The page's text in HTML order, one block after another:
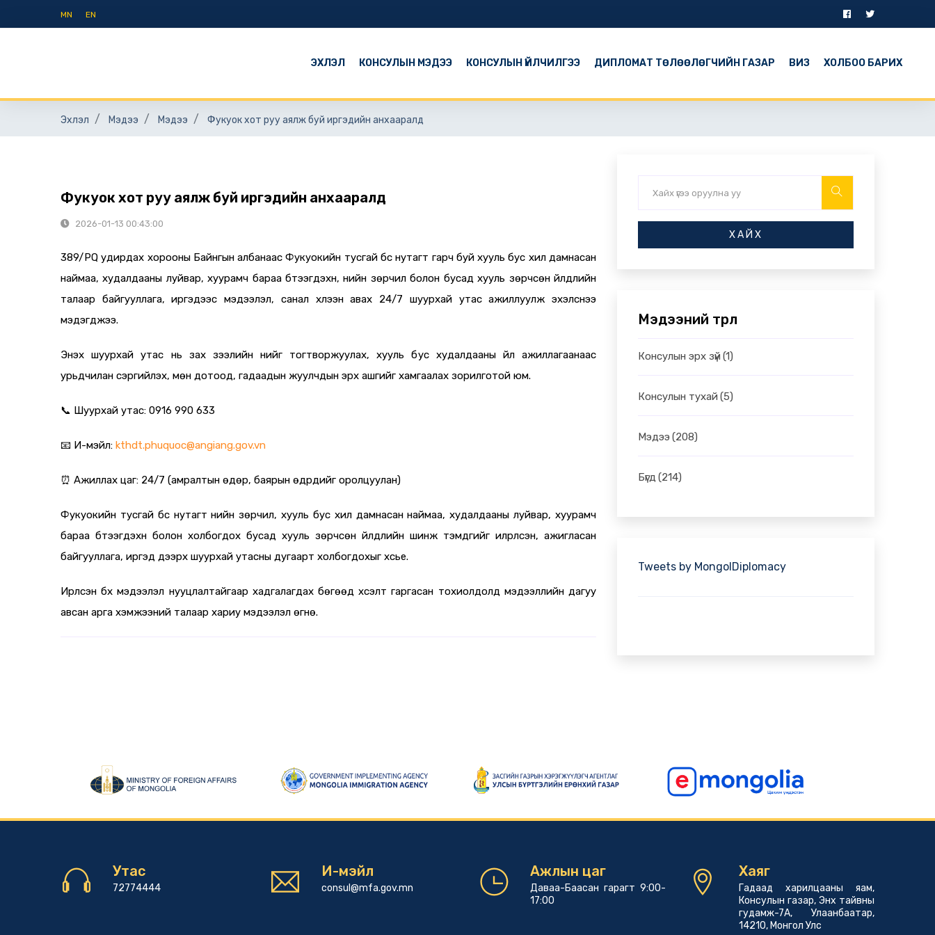
MN EN
ЭХЛЭЛ КОНСУЛЫН МЭДЭЭ КОНСУЛЫН ҮЙЛЧИЛГЭЭ ДИПЛОМАТ ТӨЛӨӨЛӨГЧИЙН ГАЗАР ВИЗ ХОЛБОО БАРИХ
Эхлэл Мэдээ Мэдээ Фукуок хот руу аялж буй иргэдийн анхааралд
Фукуок хот руу аялж буй иргэдийн анхааралд
2026-01-13 00:43:00
389/PQ удирдах хорооны Байнгын албанаас Фукуокийн тусгай бүс нутагт гарч буй хууль бус хил дамнасан
наймаа, худалдааны луйвар, хуурамч бараа бүтээгдэхүүн, үнийн зөрчил болон бусад хууль зөрчсөн үйлдлийн
талаар байгууллага, иргэдээс мэдээлэл, санал хүлээн авах 24/7 шуурхай утас ажиллуулж эхэлснээ
мэдэгджээ.
Энэхүү шуурхай утас нь зах зээлийн үнийг тогтворжуулах, хууль бус худалдааны үйл ажиллагаанаас
урьдчилан сэргийлэх, мөн дотоод, гадаадын жуулчдын эрх ашгийг хамгаалах зорилготой юм.
📞 Шуурхай утас: 0916 990 633
📧 И-мэйл: kthdt.phuquoc@angiang.gov.vn
⏰ Ажиллах цаг: 24/7 (амралтын өдөр, баярын өдрүүдийг оролцуулан)
Фукуокийн тусгай бүс нутагт үнийн зөрчил, хууль бус хил дамнасан наймаа, худалдааны луйвар, хуурамч
бараа бүтээгдэхүүн болон холбогдох бусад хууль зөрчсөн үйлдлийн шинж тэмдгийг илрүүлсэн, ажигласан
байгууллага, иргэд дээрх шуурхай утасны дугаарт холбогдохыг хүсье.
Ирүүлсэн бүх мэдээлэл нууцлалтайгаар хадгалагдах бөгөөд хүсэлт гаргасан тохиолдолд мэдээллийн дагуу
авсан арга хэмжээний талаар хариу мэдээлэл өгнө.
ХАЙХ
Мэдээний төрөл
Консулын эрх зүй (1)
Консулын тухай (5)
Мэдээ (208)
Бүгд (214)
Tweets by MongolDiplomacy
Утас
72774444
И-мэйл
consul@mfa.gov.mn
Ажлын цаг
Даваа-Баасан гарагт 9:00-
17:00
Хаяг
Гадаад харилцааны яам,
Консулын газар, Энх тайвны
гудамж-7А, Улаанбаатар,
14210, Монгол Улс